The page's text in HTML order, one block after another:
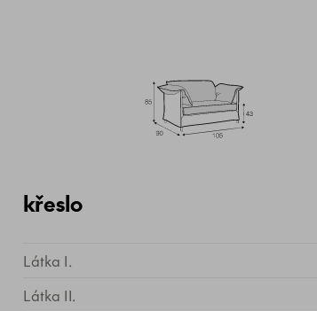
křeslo
Látka I.
Látka II.